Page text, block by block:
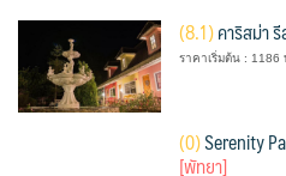
(8.1)คาริสม่า
ราคาเริ่มต้น : 1186
(0)Serenity
[พัทยา]